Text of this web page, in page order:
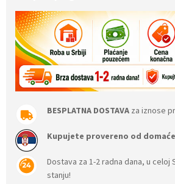
BESPLATNA DOSTAVA za iznose
Kupujete provereno od
Dostava za 1-2 radna dana, u celoj
stanju!